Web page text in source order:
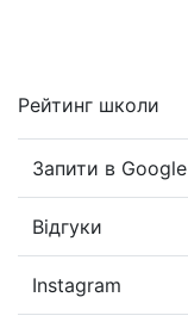
Рейтинг школи
Запити в Google
Відгуки
Instagram